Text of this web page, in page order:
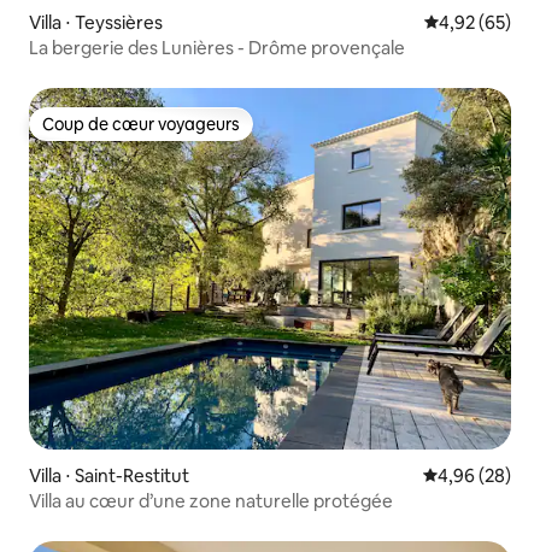
Villa ⋅ Teyssières Évaluation
4,92 (65)
La bergerie des Lunières - Drôme provençale
Coup de cœur voyageurs
Coup de cœur voyageurs
Villa ⋅ Saint-Restitut Évaluation
4,96 (28)
Villa au cœur d’une zone naturelle protégée